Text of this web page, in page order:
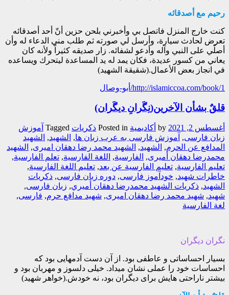
رحيم مع أصدقائه
كنت خارج المنزل فاتصل بي وأخبرني بلحن حزين أنّ أحد أصدقائه
تعرض لحادث سيارة، وأرسل لي صورته ثم طلب مني الدعاء له وأن
أصلّي على النبي وآله وأدعو لشفائه. زار صديقه كثيراً ولأنه كان
يعاني من كسور عديدة، فكان يمد له يد المساعدة ليتحرك ويساعده
في انجاز بعض الأعمال.(شقيقة الشهيد)
http://islamiccoa.com/book/1/أبو-وصال
قلقٌ بشأن الآخرين(نِگَرانِ دیگَران)
أغسطس 2, 2021 أکادیمیة Posted in ذکریات Tagged آموزش
زبان فارسی, آموزش فارسی به عرب زبان ها, الشهيد, الشهيد
المدافع عن الحرم, الشهید, الشهید محمد رضا دهقان امیری, الشهید
محمدرضا دهقان أمیری, الفارسیة, اللغة الفارسیة, تعلم الفارسیة,
تعلیم الفارسیة, تعلیم الفارسیة عن بعد, تعلیم اللغة الفارسیة,
خاطرات شهید, خودآموز فارسی, دوره زبان فارسی, ذکريات
الشهيد, ذکريات الشهيد محمدرضا دهقان أميري, زبان فارسی,
شهید, شهید محمد رضا دهقان امیری, شهید مدافع حرم, فارسی,
لغة الفارسیة
نگران دیگران
بسیار احساساتی و عاطفی بود. از آن دست آدمهایی بود که
احساسات خود را عملی نشان میداد. خیلی دلسوز و مهربان بود و
بیشتر ناراحتی هایش برای دیگران بود، نه خودش.(خواهر شهید)